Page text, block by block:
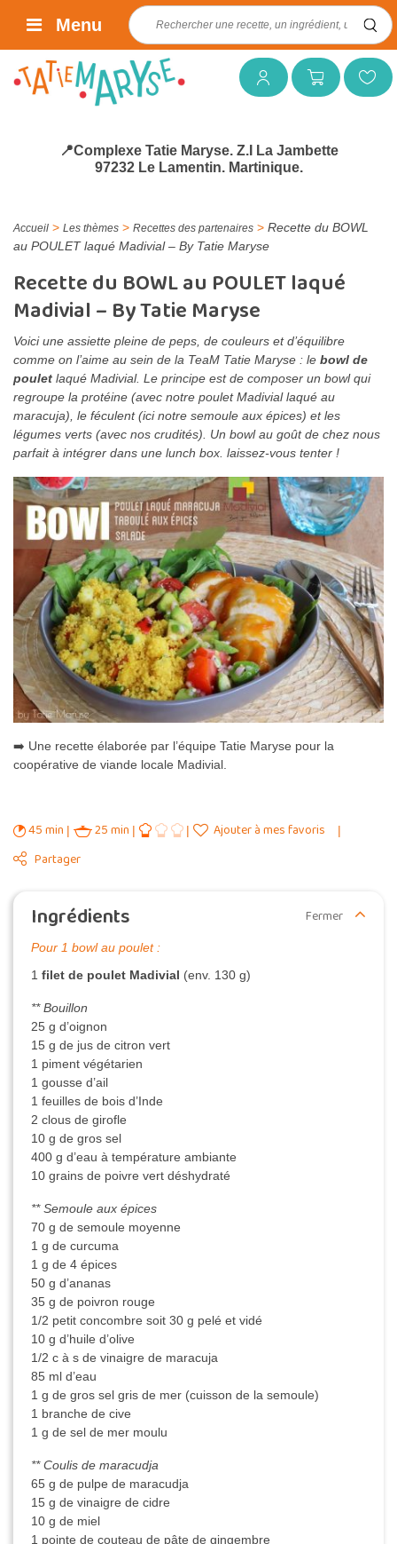
Mon compteMon panierMes favoris
Rechercher :
Menu
📍Complexe Tatie Maryse. Z.I La Jambette
97232 Le Lamentin. Martinique.
Accueil > Les thèmes > Recettes des partenaires > Recette du BOWL
au POULET laqué Madivial – By Tatie Maryse
Recette du BOWL au POULET laqué
Madivial – By Tatie Maryse
Voici une assiette pleine de peps, de couleurs et d’équilibre
comme on l’aime au sein de la TeaM Tatie Maryse : le bowl de
poulet laqué Madivial. Le principe est de composer un bowl qui
regroupe la protéine (avec notre poulet Madivial laqué au
maracuja), le féculent (ici notre semoule aux épices) et les
légumes verts (avec nos crudités). Un bowl au goût de chez nous
parfait à intégrer dans une lunch box. laissez-vous tenter !
➡️ Une recette élaborée par l’équipe Tatie Maryse pour la
coopérative de viande locale Madivial.
45 min 25 min
Ajouter à mes favoris
Partager
Ingrédients Fermer
Pour 1 bowl au poulet :
1 filet de poulet Madivial (env. 130 g)
** Bouillon
25 g d’oignon
15 g de jus de citron vert
1 piment végétarien
1 gousse d’ail
1 feuilles de bois d’Inde
2 clous de girofle
10 g de gros sel
400 g d’eau à température ambiante
10 grains de poivre vert déshydraté
** Semoule aux épices
70 g de semoule moyenne
1 g de curcuma
1 g de 4 épices
50 g d’ananas
35 g de poivron rouge
1/2 petit concombre soit 30 g pelé et vidé
10 g d’huile d’olive
1/2 c à s de vinaigre de maracuja
85 ml d’eau
1 g de gros sel gris de mer (cuisson de la semoule)
1 branche de cive
1 g de sel de mer moulu
** Coulis de maracudja
65 g de pulpe de maracudja
15 g de vinaigre de cidre
10 g de miel
1 pointe de couteau de pâte de gingembre